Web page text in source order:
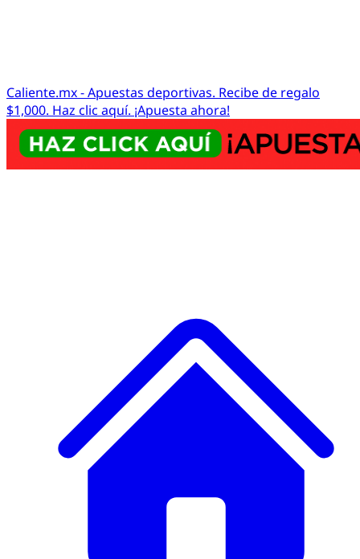
Caliente.mx - Apuestas deportivas. Recibe de regalo
$1,000. Haz clic aquí. ¡Apuesta ahora!